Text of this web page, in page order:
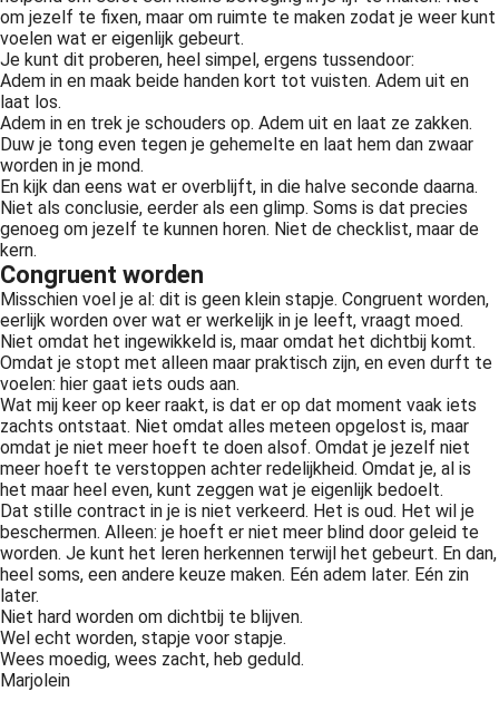
om jezelf te fixen, maar om ruimte te maken zodat je weer kunt
voelen wat er eigenlijk gebeurt.
Je kunt dit proberen, heel simpel, ergens tussendoor:
Adem in en maak beide handen kort tot vuisten. Adem uit en
laat los.
Adem in en trek je schouders op. Adem uit en laat ze zakken.
Duw je tong even tegen je gehemelte en laat hem dan zwaar
worden in je mond.
En kijk dan eens wat er overblijft, in die halve seconde daarna.
Niet als conclusie, eerder als een glimp. Soms is dat precies
genoeg om jezelf te kunnen horen. Niet de checklist, maar de
kern.
Congruent worden
Misschien voel je al: dit is geen klein stapje. Congruent worden,
eerlijk worden over wat er werkelijk in je leeft, vraagt moed.
Niet omdat het ingewikkeld is, maar omdat het dichtbij komt.
Omdat je stopt met alleen maar praktisch zijn, en even durft te
voelen: hier gaat iets ouds aan.
Wat mij keer op keer raakt, is dat er op dat moment vaak iets
zachts ontstaat. Niet omdat alles meteen opgelost is, maar
omdat je niet meer hoeft te doen alsof. Omdat je jezelf niet
meer hoeft te verstoppen achter redelijkheid. Omdat je, al is
het maar heel even, kunt zeggen wat je eigenlijk bedoelt.
Dat stille contract in je is niet verkeerd. Het is oud. Het wil je
beschermen. Alleen: je hoeft er niet meer blind door geleid te
worden. Je kunt het leren herkennen terwijl het gebeurt. En dan,
heel soms, een andere keuze maken. Eén adem later. Eén zin
later.
Niet hard worden om dichtbij te blijven.
Wel echt worden, stapje voor stapje.
Wees moedig, wees zacht, heb geduld.
Marjolein